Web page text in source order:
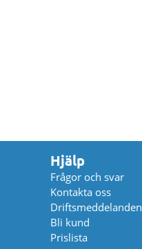
Hjälp
Frågor och svar
Kontakta oss
Driftsmeddelanden
Bli kund
Prislista